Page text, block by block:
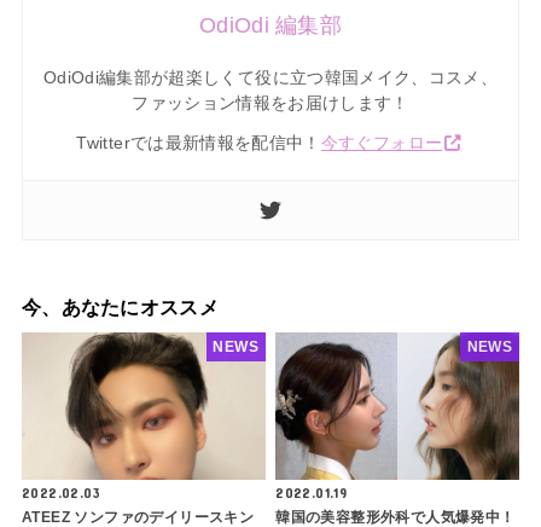
OdiOdi 編集部
OdiOdi編集部が超楽しくて役に立つ韓国メイク、コスメ、
ファッション情報をお届けします！
Twitterでは最新情報を配信中！ 今すぐフォロー
今、あなたにオススメ
2022.02.03
ATEEZ ソンファのデイリースキン
NEWS
2022.01.19
韓国の美容整形外科で人気爆発中！
NEWS